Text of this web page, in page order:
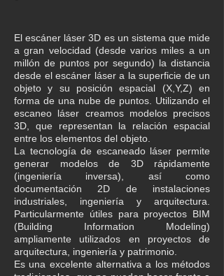
El escáner láser 3D es un sistema que mide
a gran velocidad (desde varios miles a un
millón de puntos por segundo) la distancia
desde el escáner láser a la superficie de un
objeto y su posición espacial (X,Y,Z) en
forma de una nube de puntos. Utilizando el
escaneo láser creamos modelos precisos
3D, que representan la relación espacial
entre los elementos del objeto.
La tecnología de escaneado láser permite
generar modelos de 3D rápidamente
(ingeniería inversa), así como
documentación 2D de instalaciones
industriales, ingeniería y arquitectura.
Particularmente útiles para proyectos BIM
(Building Information Modeling)
ampliamente utilizados en proyectos de
arquitectura, ingeniería y patrimonio.
Es una excelente alternativa a los métodos